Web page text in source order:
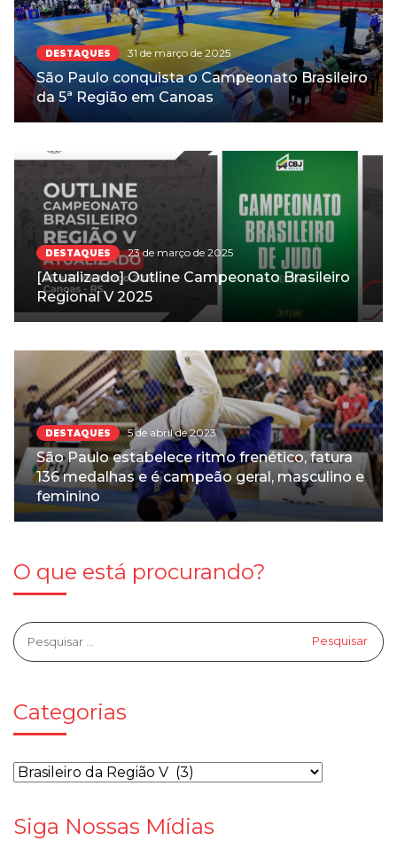
DESTAQUES 31 de março de 2025
São Paulo conquista o Campeonato Brasileiro
da 5ª Região em Canoas
DESTAQUES 23 de março de 2025
[Atualizado] Outline Campeonato Brasileiro
Regional V 2025
DESTAQUES 5 de abril de 2023
São Paulo estabelece ritmo frenético, fatura
136 medalhas e é campeão geral, masculino e
feminino
O que está procurando?
Categorias
Siga Nossas Mídias